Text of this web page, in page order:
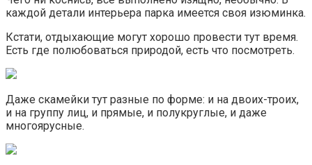
каждой детали интерьера парка имеется своя изюминка.
Кстати, отдыхающие могут хорошо провести тут время.
Есть где полюбоваться природой, есть что посмотреть.
Даже скамейки тут разные по форме: и на двоих-троих,
и на группу лиц, и прямые, и полукруглые, и даже
многоярусные.